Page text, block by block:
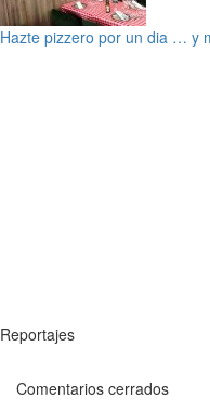
Hazte pizzero por un dia … y
Reportajes
Comentarios cerrados